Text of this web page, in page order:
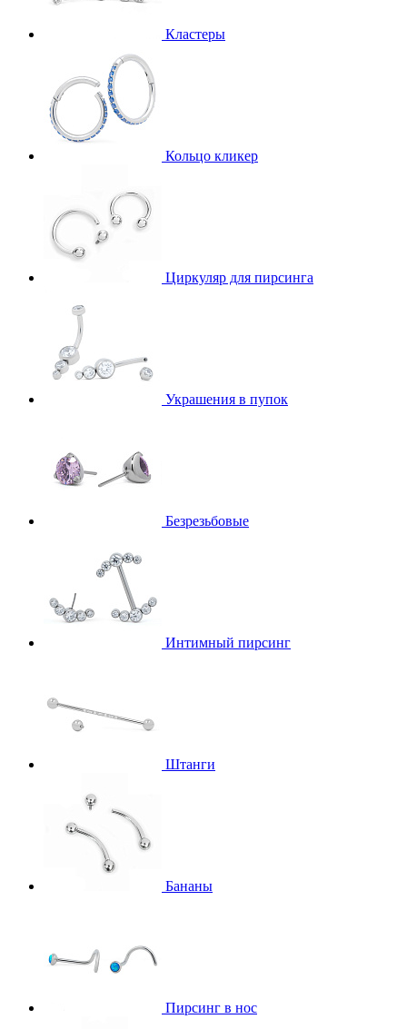
Кластеры
Кольцо кликер
Циркуляр для пирсинга
Украшения в пупок
Безрезьбовые
Интимный пирсинг
Штанги
Бананы
Пирсинг в нос